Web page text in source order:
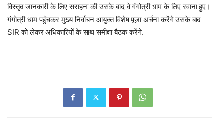
विस्तृत जानकारी के लिए सराहना की उसके बाद वे गंगोत्री धाम के लिए रवाना हुए।
गंगोत्री धाम पहुँचकर मुख्य निर्वाचन आयुक्त विशेष पूजा अर्चना करेंगे उसके बाद
SIR को लेकर अधिकारियों के साथ समीक्षा बैठक करेंगे.